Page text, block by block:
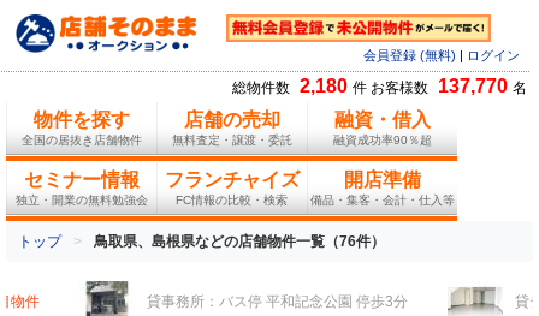
会員登録 (無料) ログイン
総物件数 2,180 件 お客様数 137,770 名
物件を探す
全国の居抜き店舗物件
店舗の売却
無料査定・譲渡・委託
融資・借入
融資成功率90％超
セミナー情報
独立・開業の無料勉強会
フランチャイズ
FC情報の比較・検索
開店準備
備品・集客・会計・仕入等
トップ 鳥取県、島根県などの店舗物件一覧（76件）
件 貸事務所：バス停 平和記念公園 停歩3分 貸